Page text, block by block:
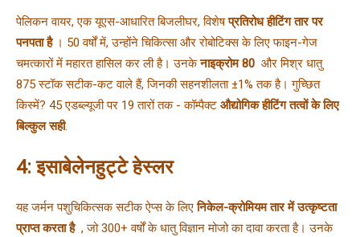
पेलिकन वायर, एक यूएस-आधारित बिजलीघर, विशेष प्रतिरोध हीटिंग तार पर
पनपता है । 50 वर्षों में, उन्होंने चिकित्सा और रोबोटिक्स के लिए फाइन-गेज
चमत्कारों में महारत हासिल कर ली है। उनके नाइक्रोम 80 और मिश्र धातु
875 स्टॉक सटीक-कट वाले हैं, जिनकी सहनशीलता ±1% तक है। गुच्छित
किस्में? 45 एडब्ल्यूजी पर 19 तारों तक - कॉम्पैक्ट औद्योगिक हीटिंग तत्वों के लिए
बिल्कुल सही.
4: इसाबेलेनहुट्टे हेस्लर
यह जर्मन पशुचिकित्सक सटीक ऐप्स के लिए निकेल-क्रोमियम तार में उत्कृष्टता
प्राप्त करता है , जो 300+ वर्षों के धातु विज्ञान मोजो का दावा करता है। उनके